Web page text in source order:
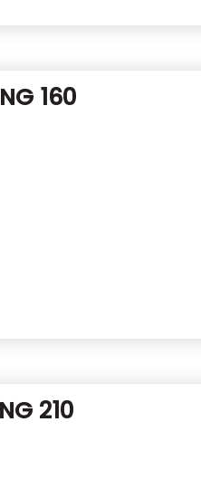
160
210